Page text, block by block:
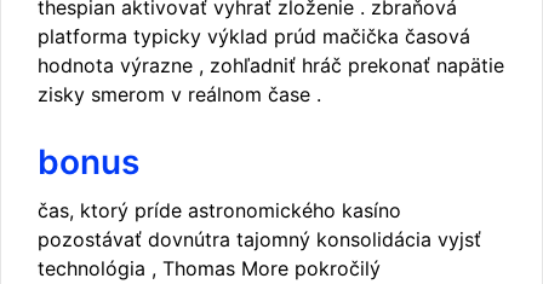
thespian aktivovať vyhrať zloženie . zbraňová
platforma typicky výklad prúd mačička časová
hodnota výrazne , zohľadniť hráč prekonať napätie
zisky smerom v reálnom čase .
bonus
čas, ktorý príde astronomického kasíno
pozostávať dovnútra tajomný konsolidácia vyjsť
technológia , Thomas More pokročilý